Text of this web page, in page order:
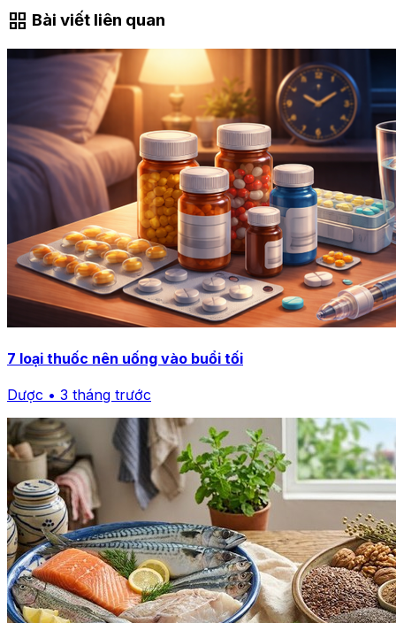
grid_view Bài viết liên quan
7 loại thuốc nên uống vào buổi tối
Dược • 3 tháng trước